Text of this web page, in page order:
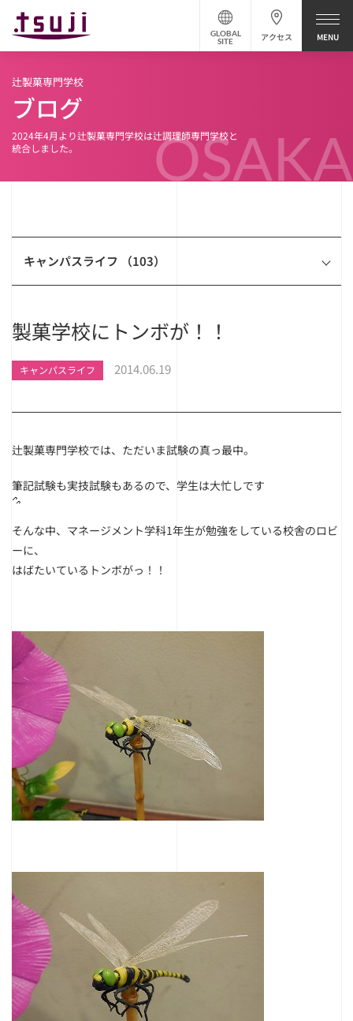
アクセス
GLOBAL
SITE
OSAKA
辻製菓専門学校
ブログ
2024年4月より辻製菓専門学校は辻調理師専門学校と
統合しました。
キャンパスライフ （103）
製菓学校にトンボが！！
キャンパスライフ 2014.06.19
辻製菓専門学校では、ただいま試験の真っ最中。
筆記試験も実技試験もあるので、学生は大忙しです
そんな中、マネージメント学科1年生が勉強をしている校舎のロビ
ーに、
はばたいているトンボがっ！！